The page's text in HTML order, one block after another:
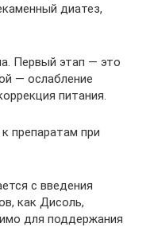
диатез,
Первый этап — это
— ослабление
питания.
препаратам при
с введения
как Дисоль,
для поддержания